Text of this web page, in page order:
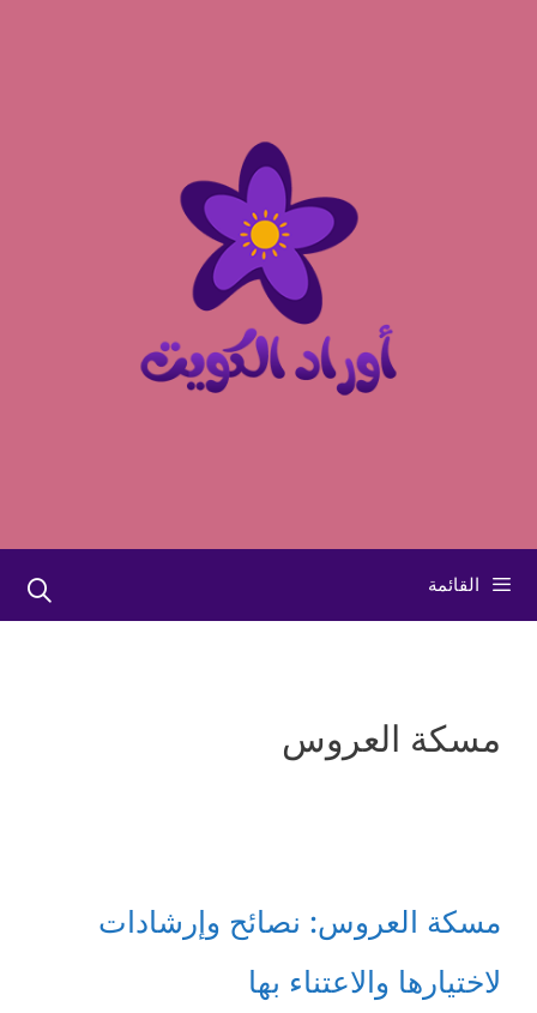
القائمة
مسكة العروس
مسكة العروس: نصائح وإرشادات
لاختيارها والاعتناء بها